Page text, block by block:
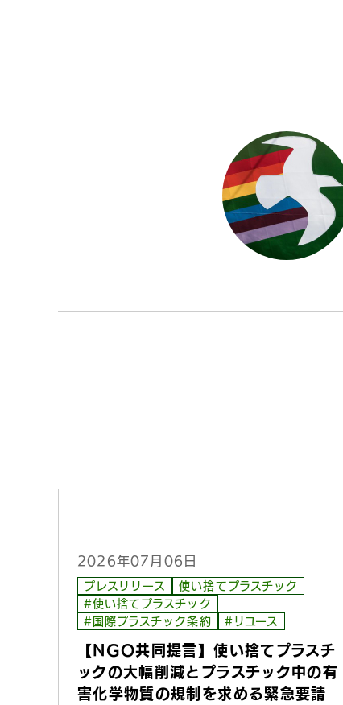
2026年07月06日
プレスリリース
使い捨てプラスチック
#使い捨てプラスチック
#国際プラスチック条約
#リユース
【NGO共同提言】使い捨てプラスチ
ックの大幅削減とプラスチック中の有
害化学物質の規制を求める緊急要請